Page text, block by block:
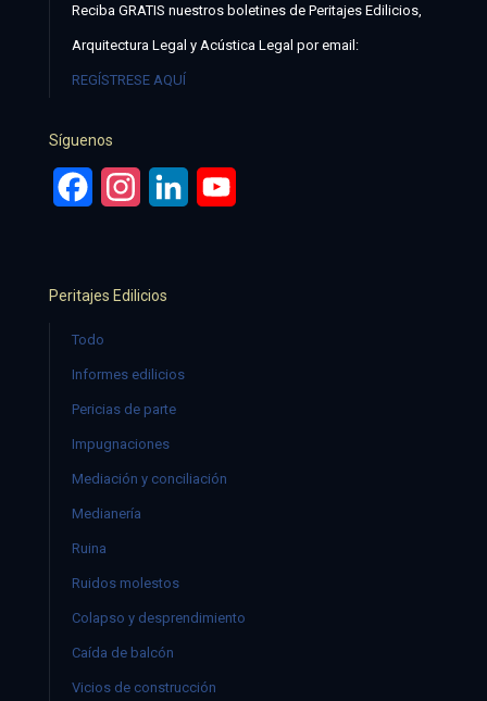
Reciba GRATIS nuestros boletines de Peritajes Edilicios,
Arquitectura Legal y Acústica Legal por email:
REGÍSTRESE AQUÍ
Síguenos
FacebookInstagramLinkedIn
Peritajes Edilicios
Todo
Informes edilicios
Pericias de parte
Impugnaciones
Mediación y conciliación
Medianería
Ruina
Ruidos molestos
Colapso y desprendimiento
Caída de balcón
Vicios de construcción